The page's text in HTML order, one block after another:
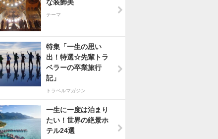
な装飾美
テーマ
特集「一生の思い
出！特選☆先輩トラ
ベラーの卒業旅行
記」
トラベルマガジン
一生に一度は泊まり
たい！世界の絶景ホ
テル24選